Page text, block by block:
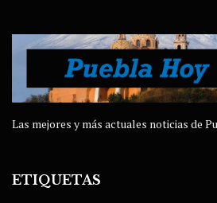
Las mejores y más actuales noticias de
ETIQUETAS